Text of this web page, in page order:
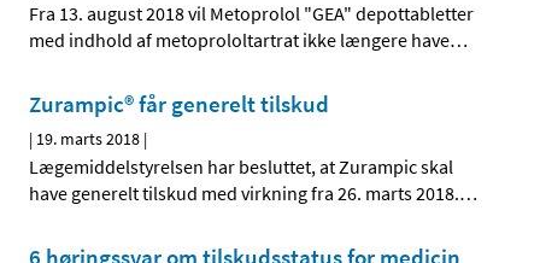
Fra 13. august 2018 vil Metoprolol "GEA" depottabletter
med indhold af metoprololtartrat ikke længere have…
Zurampic® får generelt tilskud
| 19. marts 2018 |
Lægemiddelstyrelsen har besluttet, at Zurampic skal
have generelt tilskud med virkning fra 26. marts 2018.…